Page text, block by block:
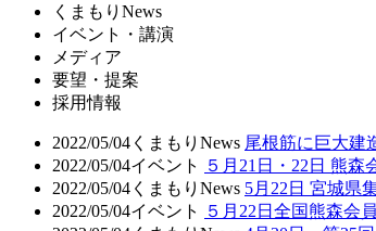
くまもりNews
イベント・講演
メディア
要望・提案
採用情報
2022/05/04 くまもりNews 尾根筋に巨大建
2022/05/04イベント
５月21日・22日 熊
2022/05/04 くまもりNews 5月22日 宮城県
2022/05/04イベント
５月22日全国熊森会